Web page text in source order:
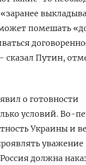
помешать
сказал Путин,
о готовности
условий. Во-
Украины и
должна